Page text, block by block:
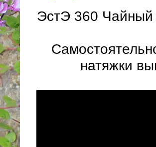
ЭстЭ 360
натяжки